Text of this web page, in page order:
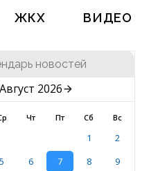
ЖКХ ВИДЕО
новостей
Август 2026
Чт Пт Сб Вс
1
2
5 6 7 8
9